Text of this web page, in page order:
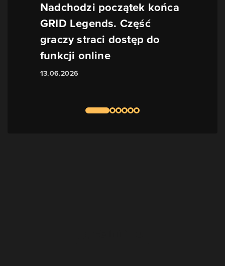
Nadchodzi początek końca
GRID Legends. Część
graczy straci dostęp do
funkcji online
13.06.2026